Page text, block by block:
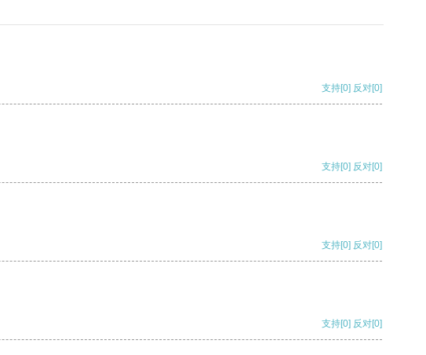
支持[0] 反对[0]
支持[0] 反对[0]
支持[0] 反对[0]
支持[0] 反对[0]